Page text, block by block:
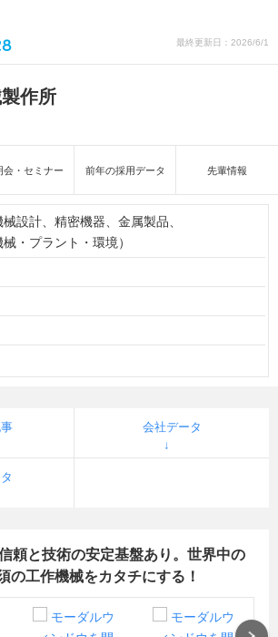
最終更新日：2026/6/1
作所
会・セミナー 前年の採用データ 先輩情報
械設計 精密機器
金属製品
・プラント・環境）
会社データ
頼と技術の安定基盤あり。世界中の
の工作機械をカタチにする！